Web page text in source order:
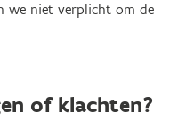
we niet verplicht om de
of klachten?